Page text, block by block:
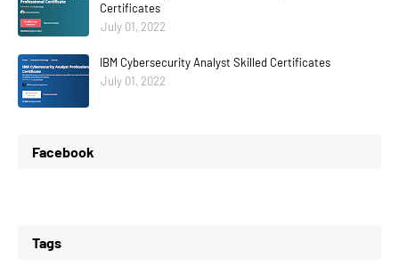
Certificates
July 01, 2022
IBM Cybersecurity Analyst Skilled Certificates
July 01, 2022
Facebook
Tags